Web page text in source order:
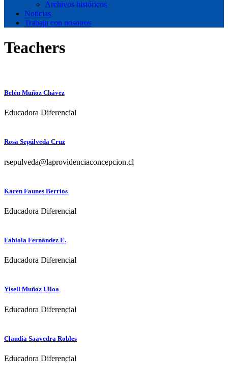
Archivos históricos
Noticias
Trabaja con nosotros
Teachers
Belén Muñoz Chávez
Educadora Diferencial
Rosa Sepúlveda Cruz
rsepulveda@laprovidenciaconcepcion.cl
Karen Faunes Berrios
Educadora Diferencial
Fabiola Fernández E.
Educadora Diferencial
Yisell Muñoz Ulloa
Educadora Diferencial
Claudia Saavedra Robles
Educadora Diferencial